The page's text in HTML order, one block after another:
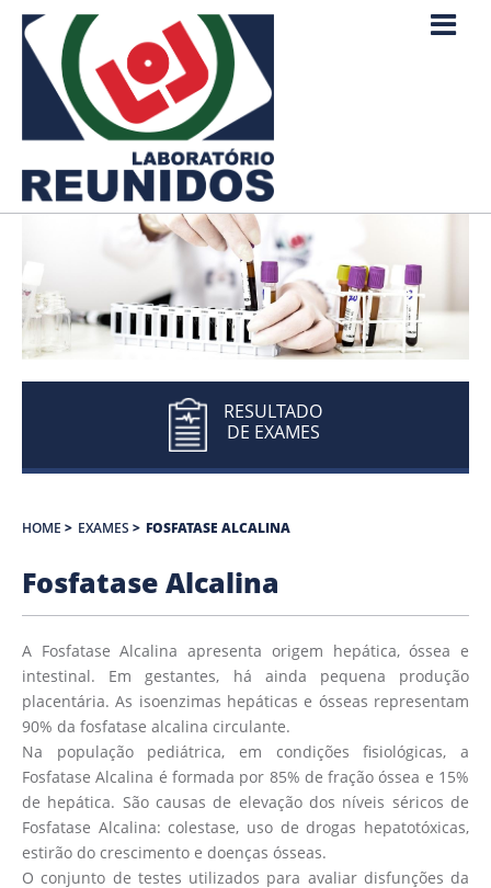
RESULTADO
DE EXAMES
HOME > EXAMES > FOSFATASE ALCALINA
Fosfatase Alcalina
A Fosfatase Alcalina apresenta origem hepática, óssea e
intestinal. Em gestantes, há ainda pequena produção
placentária. As isoenzimas hepáticas e ósseas representam
90% da fosfatase alcalina circulante.
Na população pediátrica, em condições fisiológicas, a
Fosfatase Alcalina é formada por 85% de fração óssea e 15%
de hepática. São causas de elevação dos níveis séricos de
Fosfatase Alcalina: colestase, uso de drogas hepatotóxicas,
estirão do crescimento e doenças ósseas.
O conjunto de testes utilizados para avaliar disfunções da